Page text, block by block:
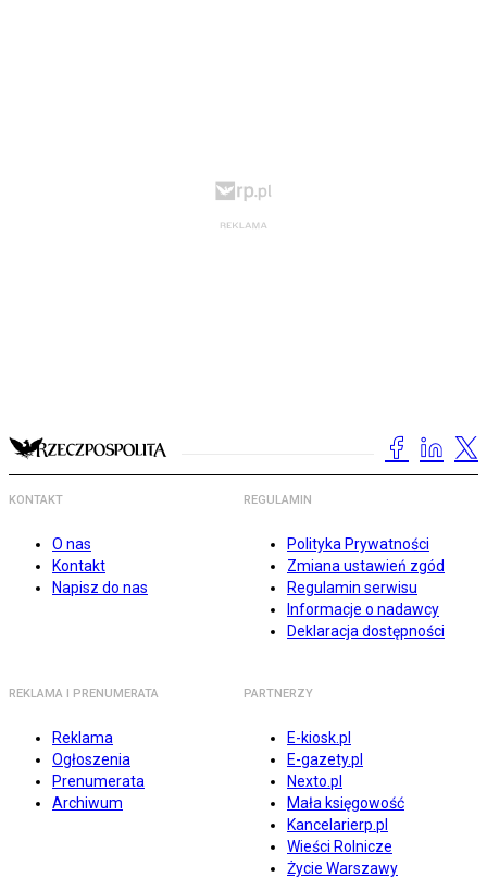
KONTAKT
O nas
Kontakt
Napisz do nas
REGULAMIN
Polityka Prywatności
Zmiana ustawień zgód
Regulamin serwisu
Informacje o nadawcy
Deklaracja dostępności
REKLAMA I PRENUMERATA
Reklama
Ogłoszenia
Prenumerata
Archiwum
PARTNERZY
E-kiosk.pl
E-gazety.pl
Nexto.pl
Mała księgowość
Kancelarierp.pl
Wieści Rolnicze
Życie Warszawy